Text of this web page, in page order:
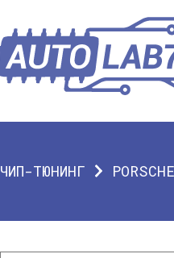
ЧИП-ТЮНИНГ PORSCHE